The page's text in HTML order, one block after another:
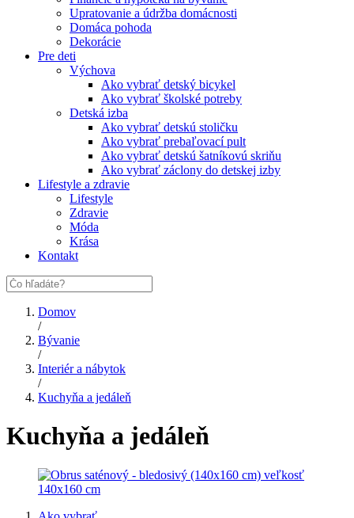
Upratovanie a údržba domácnosti
Domáca pohoda
Dekorácie
Pre deti
Výchova
Ako vybrať detský bicykel
Ako vybrať školské potreby
Detská izba
Ako vybrať detskú stoličku
Ako vybrať prebaľovací pult
Ako vybrať detskú šatníkovú skriňu
Ako vybrať záclony do detskej izby
Lifestyle a zdravie
Lifestyle
Zdravie
Móda
Krása
Kontakt
Domov
/
Bývanie
/
Interiér a nábytok
/
Kuchyňa a jedáleň
Kuchyňa a jedáleň